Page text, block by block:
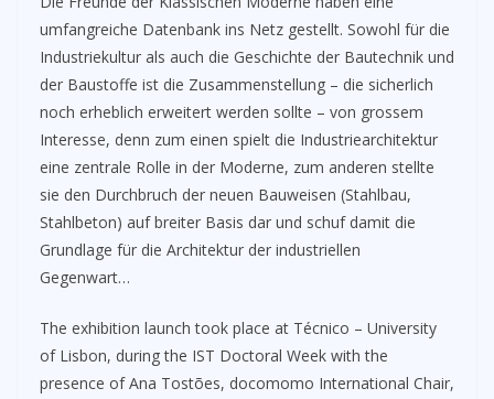
umfangreiche Datenbank ins Netz gestellt. Sowohl für die
Industriekultur als auch die Geschichte der Bautechnik und
der Baustoffe ist die Zusammenstellung – die sicherlich
noch erheblich erweitert werden sollte – von grossem
Interesse, denn zum einen spielt die Industriearchitektur
eine zentrale Rolle in der Moderne, zum anderen stellte
sie den Durchbruch der neuen Bauweisen (Stahlbau,
Stahlbeton) auf breiter Basis dar und schuf damit die
Grundlage für die Architektur der industriellen
Gegenwart…
The exhibition launch took place at Técnico – University
of Lisbon, during the IST Doctoral Week with the
presence of Ana Tostões, docomomo International Chair,